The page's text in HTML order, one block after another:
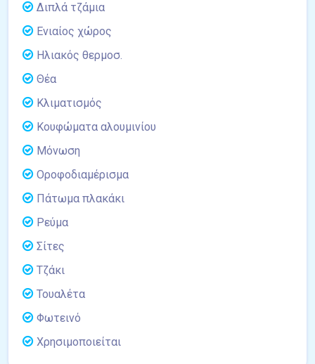
Διπλά τζάμια
Ενιαίος χώρος
Ηλιακός θερμοσ.
Θέα
Κλιματισμός
Κουφώματα αλουμινίου
Μόνωση
Οροφοδιαμέρισμα
Πάτωμα πλακάκι
Ρεύμα
Σίτες
Τζάκι
Τουαλέτα
Φωτεινό
Χρησιμοποιείται